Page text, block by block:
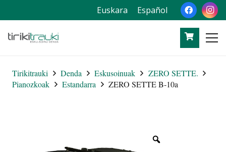
Euskara Español
Tirikitrauki Denda Eskusoinuak
ZERO SETTE.
Pianozkoak
Estandarra ZERO SETTE B-10a